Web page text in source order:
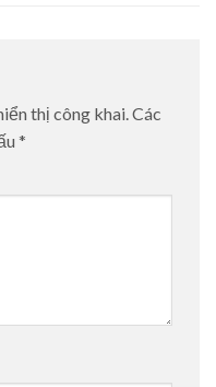
thị công khai.Các
*